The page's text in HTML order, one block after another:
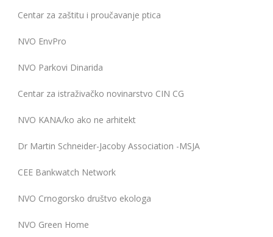
Centar za zaštitu i proučavanje ptica
NVO EnvPro
NVO Parkovi Dinarida
Centar za istraživačko novinarstvo CIN CG
NVO KANA/ko ako ne arhitekt
Dr Martin Schneider-Jacoby Association -MSJA
CEE Bankwatch Network
NVO Crnogorsko društvo ekologa
NVO Green Home